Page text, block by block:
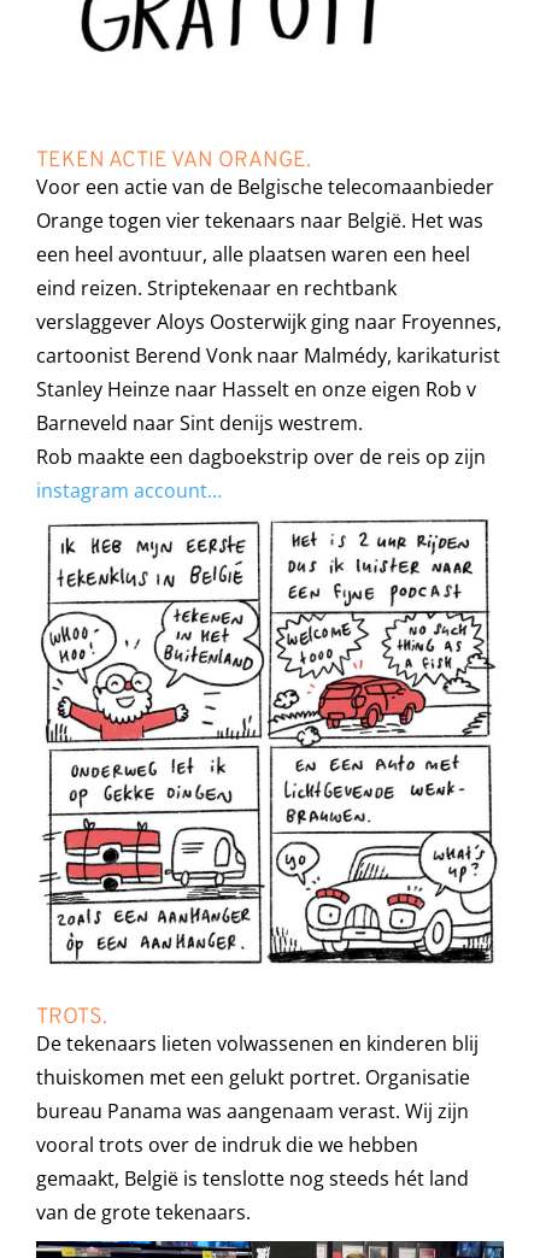
TEKEN ACTIE VAN ORANGE.
Voor een actie van de Belgische telecomaanbieder
Orange togen vier tekenaars naar België. Het was
een heel avontuur, alle plaatsen waren een heel
eind reizen. Striptekenaar en rechtbank
verslaggever Aloys Oosterwijk ging naar Froyennes,
cartoonist Berend Vonk naar Malmédy, karikaturist
Stanley Heinze naar Hasselt en onze eigen Rob v
Barneveld naar Sint denijs westrem.
Rob maakte een dagboekstrip over de reis op zijn
instagram account…
TROTS.
De tekenaars lieten volwassenen en kinderen blij
thuiskomen met een gelukt portret. Organisatie
bureau Panama was aangenaam verast. Wij zijn
vooral trots over de indruk die we hebben
gemaakt, België is tenslotte nog steeds hét land
van de grote tekenaars.